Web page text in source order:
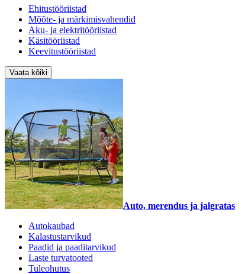
Ehitustööriistad
Mõõte- ja märkimisvahendid
Aku- ja elektritööriistad
Käsitööriistad
Keevitustööriistad
Vaata kõiki
Auto, merendus ja jalgratas
Autokaubad
Kalastustarvikud
Paadid ja paaditarvikud
Laste turvatooted
Tuleohutus